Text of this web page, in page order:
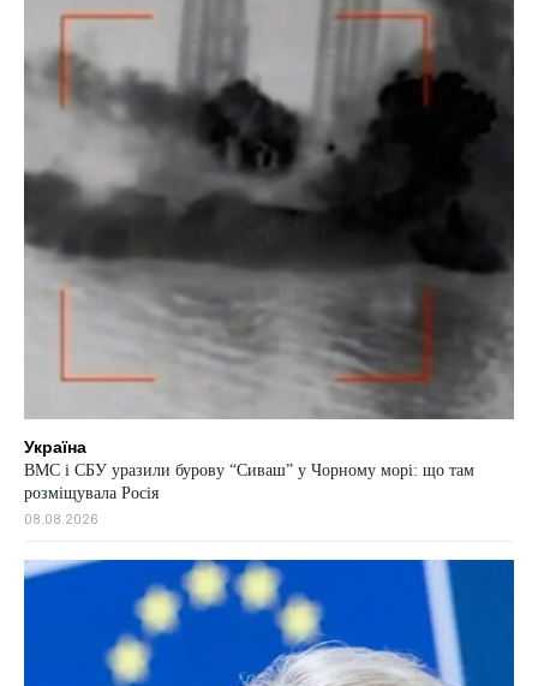
Україна
ВМС і СБУ уразили бурову “Сиваш” у Чорному морі: що там
розміщувала Росія
08.08.2026